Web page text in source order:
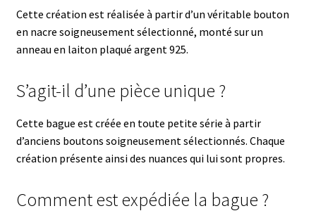
Cette création est réalisée à partir d’un véritable bouton
en nacre soigneusement sélectionné, monté sur un
anneau en laiton plaqué argent 925.
S’agit-il d’une pièce unique ?
Cette bague est créée en toute petite série à partir
d’anciens boutons soigneusement sélectionnés. Chaque
création présente ainsi des nuances qui lui sont propres.
Comment est expédiée la bague ?